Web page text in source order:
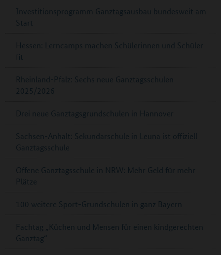
Investitionsprogramm Ganztagsausbau bundesweit am
Start
Hessen: Lerncamps machen Schülerinnen und Schüler
fit
Rheinland-Pfalz: Sechs neue Ganztagsschulen
2025/2026
Drei neue Ganztagsgrundschulen in Hannover
Sachsen-Anhalt: Sekundarschule in Leuna ist offiziell
Ganztagsschule
Offene Ganztagsschule in NRW: Mehr Geld für mehr
Plätze
100 weitere Sport-Grundschulen in ganz Bayern
Fachtag „Küchen und Mensen für einen kindgerechten
Ganztag“